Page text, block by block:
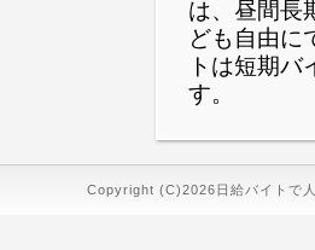
は、昼間長
ども自由に
トは短期
す。
Copyright (C)2026日給バイトで